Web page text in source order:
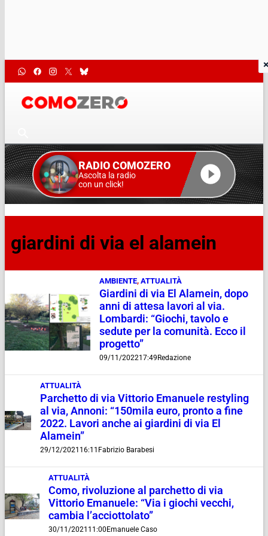
RADIO COMOZERO
Ascolta la radio
con un click!
giardini di via el alamein
AMBIENTE, ATTUALITÀ
Giardini di via El Alamein, dopo
anni di attesa lavori al via.
Lombardi: “Giochi, tavolo e
sedute per la comunità. Ecco il
progetto”
09/11/202217:49Redazione
ATTUALITÀ
Parchetto di via Vittorio Emanuele restyling
al via, Annoni: “150mila euro, pronto a fine
2022. Lavori anche ai giardini di via El
Alamein”
29/12/2021 16:11 Fabrizio Barabesi
ATTUALITÀ
Como, rivoluzione al parchetto di via
Vittorio Emanuele: “Via i giochi vecchi,
cambia l’acciottolato”
30/11/2021 11:00Emanuele Caso